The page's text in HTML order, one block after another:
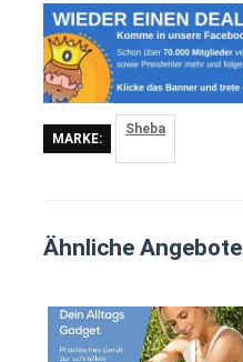
MARKE:
Sheba
Ähnliche Angebote